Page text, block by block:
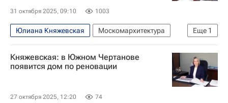
31 октября 2025, 09:10 1003
Еще 1
Юлиана Княжевская
Москомархитектура
Москва
Княжевская: в Южном Чертанове
появится дом по реновации
27 октября 2025, 12:20 74